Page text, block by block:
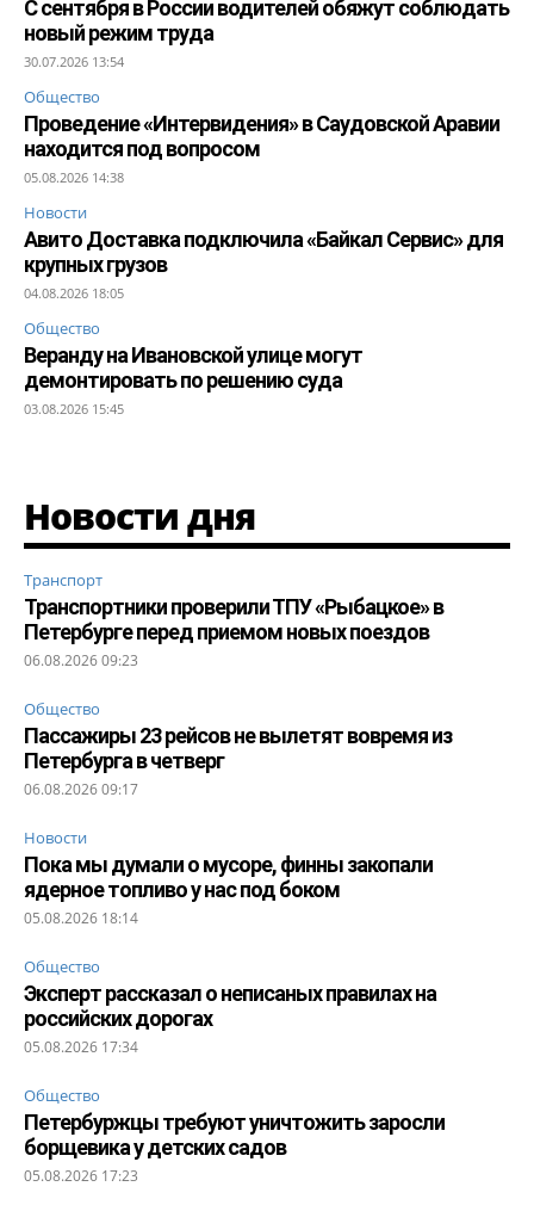
С сентября в России водителей обяжут соблюдать
новый режим труда
30.07.2026 13:54
Общество
Проведение «Интервидения» в Саудовской Аравии
находится под вопросом
05.08.2026 14:38
Новости
Авито Доставка подключила «Байкал Сервис» для
крупных грузов
04.08.2026 18:05
Общество
Веранду на Ивановской улице могут
демонтировать по решению суда
03.08.2026 15:45
Новости дня
Транспорт
Транспортники проверили ТПУ «Рыбацкое» в
Петербурге перед приемом новых поездов
06.08.2026 09:23
Общество
Пассажиры 23 рейсов не вылетят вовремя из
Петербурга в четверг
06.08.2026 09:17
Новости
Пока мы думали о мусоре, финны закопали
ядерное топливо у нас под боком
05.08.2026 18:14
Общество
Эксперт рассказал о неписаных правилах на
российских дорогах
05.08.2026 17:34
Общество
Петербуржцы требуют уничтожить заросли
борщевика у детских садов
05.08.2026 17:23